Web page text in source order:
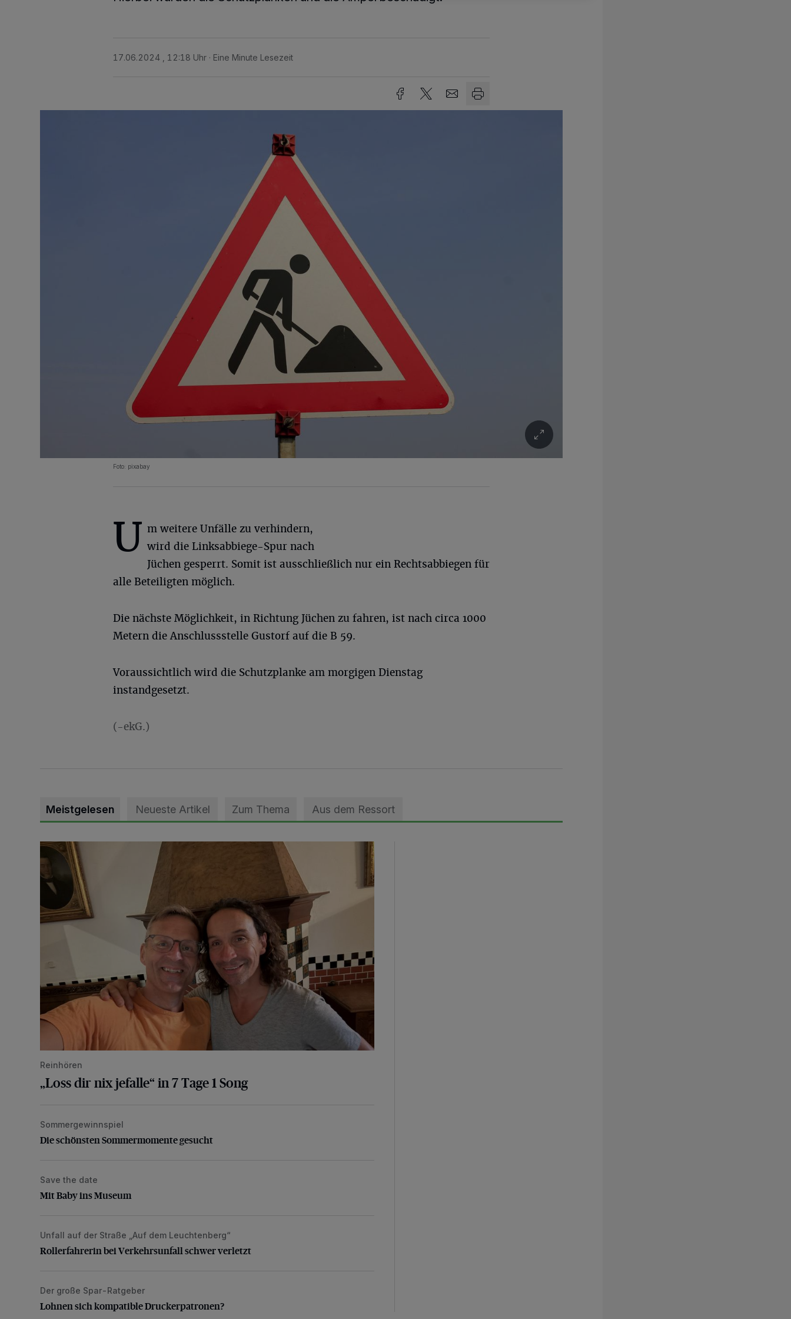
17.06.2024 , 12:18 Uhr Eine Minute Lesezeit
Foto: pixabay
U m weitere Unfälle zu verhindern,
wird die Linksabbiege-Spur nach
Jüchen gesperrt. Somit ist ausschließlich nur ein Rechtsabbiegen für
alle Beteiligten möglich.
Die nächste Möglichkeit, in Richtung Jüchen zu fahren, ist nach circa 1000
Metern die Anschlussstelle Gustorf auf die B 59.
Voraussichtlich wird die Schutzplanke am morgigen Dienstag
instandgesetzt.
(-ekG.)
Meistgelesen Neueste Artikel Zum Thema Aus dem Ressort
„Loss dir nix jefalle“ in 7 Tage 1 Song
Reinhören
„Loss dir nix jefalle“ in 7 Tage 1 Song
Die schönsten Sommermomente gesucht
Sommergewinnspiel
Die schönsten Sommermomente gesucht
Mit Baby ins Museum
Save the date
Mit Baby ins Museum
Rollerfahrerin bei Verkehrsunfall schwer verletzt
Unfall auf der Straße „Auf dem Leuchtenberg“
Rollerfahrerin bei Verkehrsunfall schwer verletzt
Lohnen sich kompatible Druckerpatronen?
Der große Spar-Ratgeber
Lohnen sich kompatible Druckerpatronen?